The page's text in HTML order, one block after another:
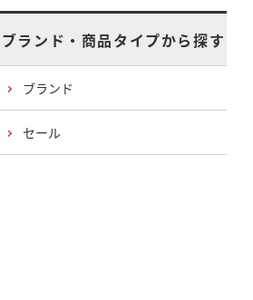
ブランド・商品タイプから探す
ブランド
セール